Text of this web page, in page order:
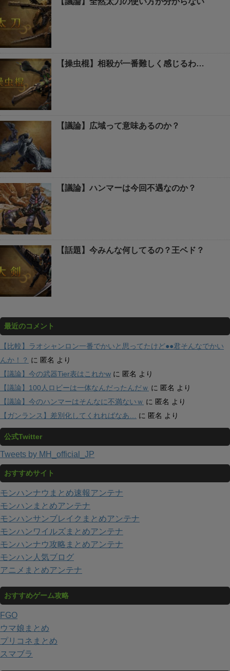
【操虫棍】相殺が一番難しく感じるわ…
【議論】広域って意味あるのか？
【議論】ハンマーは今回不遇なのか？
【話題】今みんな何してるの？王ベド？
最近のコメント
【比較】ラオシャンロン一番でかいと思ってたけど●●君そんなでかい
んか！？ に 匿名 より
【議論】今の武器Tier表はこれかw に 匿名 より
【議論】100人ロビーは一体なんだったんだｗ に 匿名 より
【議論】今のハンマーはそんなに不満ないｗ に 匿名 より
【ガンランス】差別化してくれればなあ…
に 匿名 より
公式Twitter
Tweets by MH_official_JP
おすすめサイト
モンハンナウまとめ速報アンテナ
モンハンまとめアンテナ
モンハンサンブレイクまとめアンテナ
モンハンワイルズまとめアンテナ
モンハンナウ攻略まとめアンテナ
モンハン人気ブログ
アニメまとめアンテナ
おすすめゲーム攻略
FGO
ウマ娘まとめ
プリコネまとめ
スマブラ